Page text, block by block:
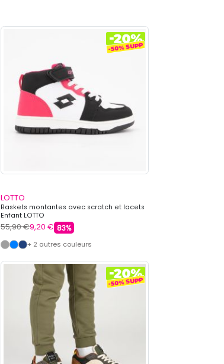
LOTTO
Baskets montantes avec scratch et lacets
Enfant LOTTO
55,90 €9,20 € 83%
+ 2 autres couleurs